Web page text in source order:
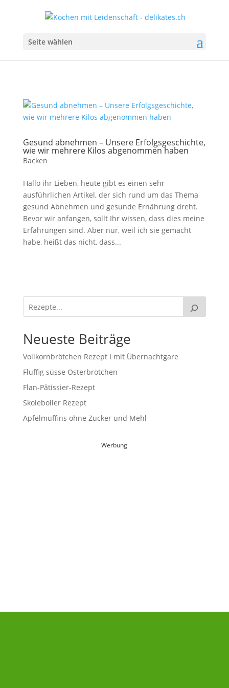
Seite wählen
Gesund abnehmen – Unsere Erfolgsgeschichte,
wie wir mehrere Kilos abgenommen haben
Backen
Hallo ihr Lieben, heute gibt es einen sehr
ausführlichen Artikel, der sich rund um das Thema
gesund Abnehmen und gesunde Ernährung dreht.
Bevor wir anfangen, sollt Ihr wissen, dass dies meine
Erfahrungen sind. Aber nur, weil ich sie gemacht
habe, heißt das nicht, dass...
Neueste Beiträge
Vollkornbrötchen Rezept I mit Übernachtgare
Fluffig süsse Osterbrötchen
Flan-Pâtissier-Rezept
Skoleboller Rezept
Apfelmuffins ohne Zucker und Mehl
Werbung